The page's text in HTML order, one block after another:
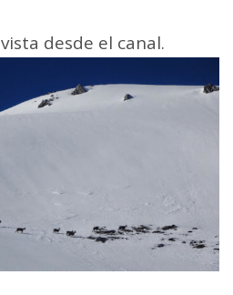
desde el canal.